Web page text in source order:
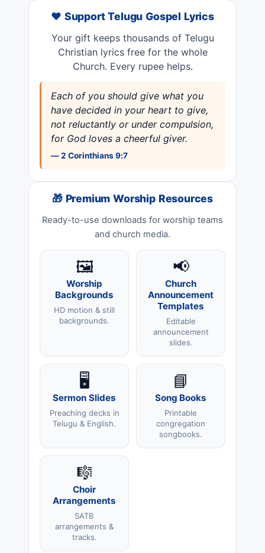
❤️ Support Telugu Gospel Lyrics
Your gift keeps thousands of Telugu
Christian lyrics free for the whole
Church. Every rupee helps.
Each of you should give what you
have decided in your heart to give,
not reluctantly or under compulsion,
for God loves a cheerful giver.
— 2 Corinthians 9:7
🎁 Premium Worship Resources
Ready-to-use downloads for worship teams
and church media.
🖼️
Worship
Backgrounds
HD motion & still
backgrounds.
📢
Church
Announcement
Templates
Editable
announcement
slides.
🖥️
Sermon Slides
Preaching decks in
Telugu & English.
📘
Song Books
Printable
congregation
songbooks.
🎼
Choir
Arrangements
SATB
arrangements &
tracks.